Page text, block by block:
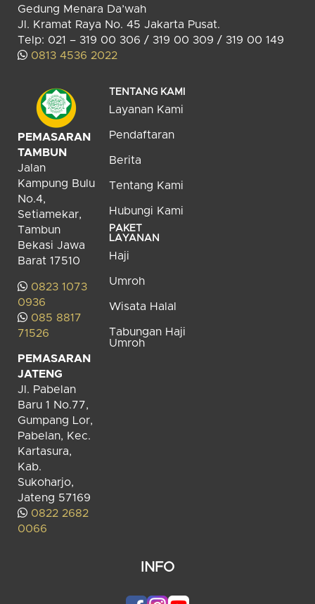
Gedung Menara Da’wah
Jl. Kramat Raya No. 45 Jakarta Pusat.
Telp: 021 – 319 00 306 / 319 00 309 / 319 00 149
0813 4536 2022
PEMASARAN
TAMBUN
Jalan
Kampung Bulu
No.4,
Setiamekar,
Tambun
Bekasi Jawa
Barat 17510
0823 1073
0936
085 8817
71526
PEMASARAN
JATENG
Jl. Pabelan
Baru 1 No.77,
Gumpang Lor,
Pabelan, Kec.
Kartasura,
Kab.
Sukoharjo,
Jateng 57169
0822 2682
0066
TENTANG KAMI
Layanan Kami
Pendaftaran
Berita
Tentang Kami
Hubungi Kami
PAKET
LAYANAN
Haji
Umroh
Wisata Halal
Tabungan Haji
Umroh
INFO